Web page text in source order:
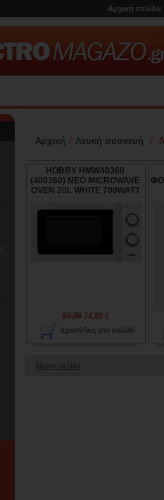
Αρχική σελίδα
Αρχική / Λευκή συσκευή /
HOBBY HMW40360
(400360) NEO MICROWAVE
OVEN 20L WHITE 700WATT
89,90 74,89 €
προσθήκη στο καλάθι
Πρώτη σελίδα